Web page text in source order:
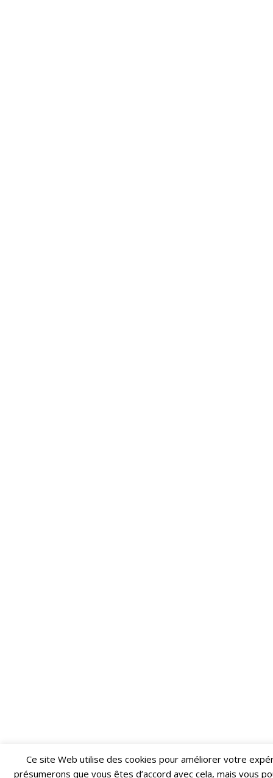
Restez informé·e des dernières actualités du Poing !
Ce site Web utilise des cookies pour améliorer votre
présumerons que vous êtes d’accord avec cela, mais vous